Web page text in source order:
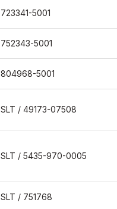
723341-5001
752343-5001
804968-5001
SLT / 49173-07508
SLT / 5435-970-0005
SLT / 751768